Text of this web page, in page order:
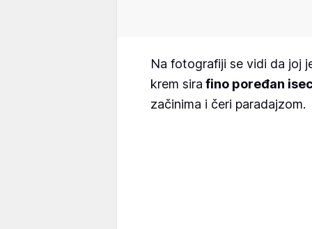
Na fotografiji se vidi da joj
krem sira fino poređan
začinima i čeri paradajzom.